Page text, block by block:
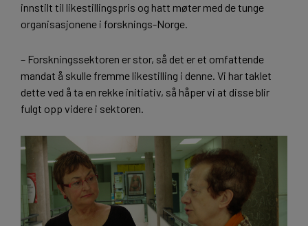
innstilt til likestillingspris og hatt møter med de tunge
organisasjonene i forsknings-Norge.
– Forskningssektoren er stor, så det er et omfattende
mandat å skulle fremme likestilling i denne. Vi har taklet
dette ved å ta en rekke initiativ, så håper vi at disse blir
fulgt opp videre i sektoren.